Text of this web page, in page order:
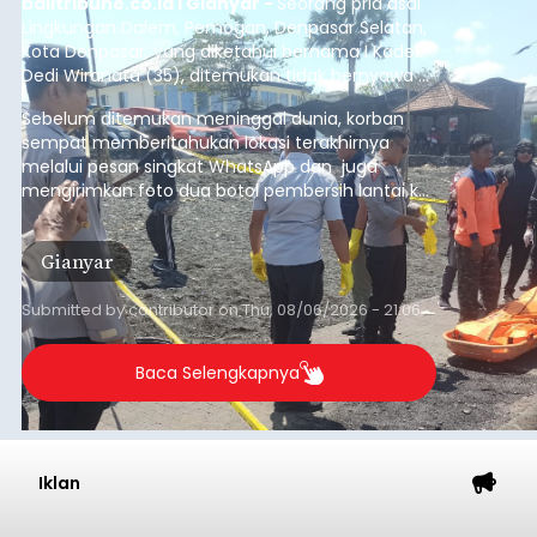
Lingkungan Dalem, Pemogan, Denpasar Selatan,
Kota Denpasar, yang diketahui bernama I Kadek
Dedi Wiranata (35), ditemukan tidak bernyawa di
pesisir Pantai Purnama, Sukawati.
Sebelum ditemukan meninggal dunia, korban
sempat memberitahukan lokasi terakhirnya
melalui pesan singkat WhatsApp dan juga
mengirimkan foto dua botol pembersih lantai ke
istrinya.
Gianyar
Submitted bycontributoronThu, 08/06/2026 - 21:06
Baca Selengkapnya
Iklan